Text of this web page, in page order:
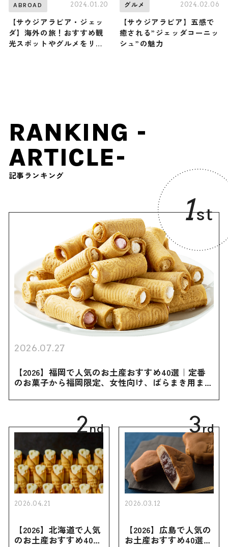
ABROAD 2024.01.20
【サウジアラビア・ジェッ
ダ】海外の旅！おすすめ観
光スポットやグルメをリポ
グルメ 2024.02.06
【サウジアラビア】五感で
癒される”ジェッダコーニッ
シュ”の魅力
RANKING -
ARTICLE-
記事ランキング
1st
2026.07.27
【2026】福岡で人気のお土産おすすめ40選｜定番
のお菓子から福岡限定、女性向け、ばらまき用まで
2nd
2026.04.21
【2026】北海道で人気
のお土産おすすめ40選
3rd
2026.03.12
【2026】広島で人気の
お土産おすすめ40選｜